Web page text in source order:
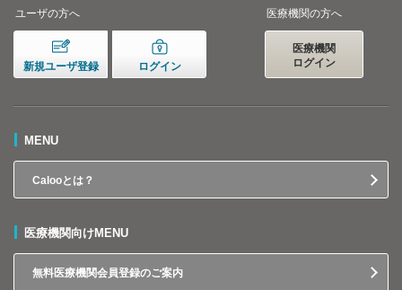
ユーザの方へ
新規ユーザ登録 ログイン
医療機関の方へ
医療機関
ログイン
MENU
Calooとは？
医療機関向けMENU
無料医療機関会員登録のご案内